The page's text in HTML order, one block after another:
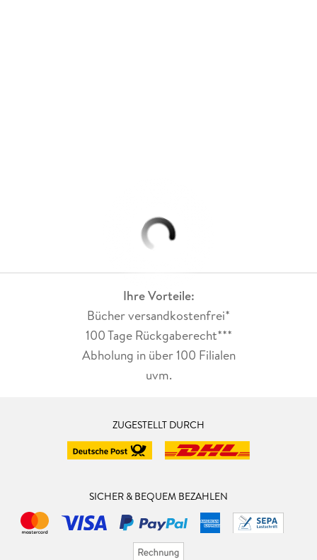
Ihre Vorteile:
Bücher versandkostenfrei*
100 Tage Rückgaberecht***
Abholung in über 100 Filialen
uvm.
ZUGESTELLT DURCH
SICHER & BEQUEM BEZAHLEN